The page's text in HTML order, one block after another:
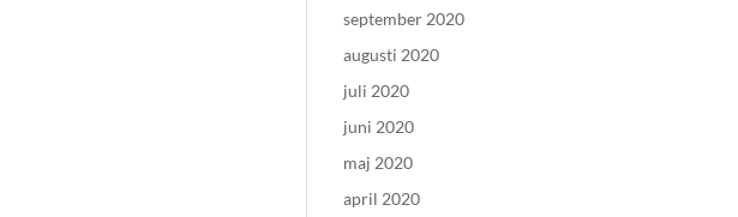
september 2020
augusti 2020
juli 2020
juni 2020
maj 2020
april 2020